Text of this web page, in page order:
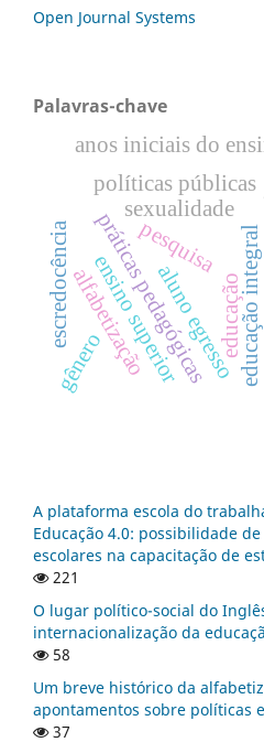
Open Journal Systems
Palavras-chave
educação
pesquisa
práticas pedagógicas
anos iniciais do
educação integral
políticas públicas
ensino superioraluno egresso
alfabetização
gênero
sexualidade
escredocência
A plataforma escola do
Educação 4.0: possibilidade
escolares na capacitação de
221
O lugar político-social do
internacionalização da
58
Um breve histórico da
apontamentos sobre políticas
37